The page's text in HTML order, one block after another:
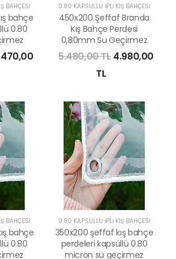
BAHÇESİ
bahçe
0.80
0.80 KAPSÜLLÜ İPLİ KIŞ BAHÇESİ
450x200 Şeffaf Branda
Kış Bahçe Perdesi
0,80mm Su Geçirmez
5.480,00 TL4.980,00
TL
BAHÇESİ
bahçe
0.80
0.80 KAPSÜLLÜ İPLİ KIŞ BAHÇESİ
350x200 şeffaf kış bahçe
perdeleri kapsüllü 0.80
micron su geçirmez